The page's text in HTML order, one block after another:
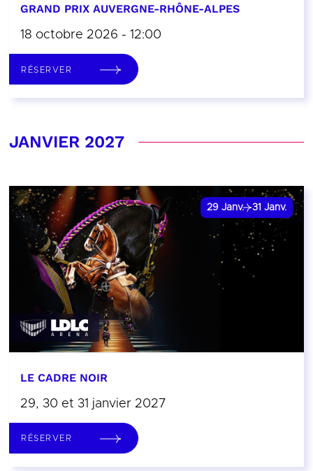
GRAND PRIX AUVERGNE-RHÔNE-ALPES
18 octobre 2026 - 12:00
RÉSERVER
JANVIER 2027
29 Janv. 31 Janv.
LE CADRE NOIR
29, 30 et 31 janvier 2027
RÉSERVER